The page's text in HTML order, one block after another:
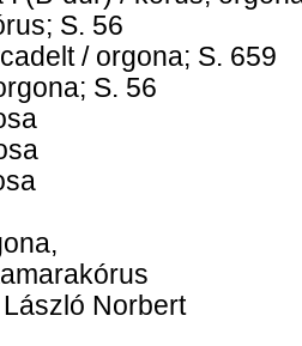
S. 56
/ orgona; S. 659
S. 56
Norbert